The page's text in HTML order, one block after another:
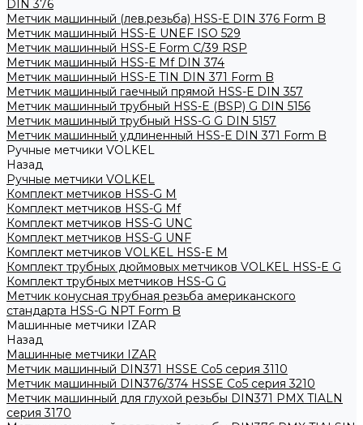
DIN 376
Метчик машинный (лев.резьба) HSS-Е DIN 376 Form B
Метчик машинный HSS-E UNEF ISO 529
Метчик машинный HSS-Е Form C/39 RSP
Метчик машинный HSS-Е Mf DIN 374
Метчик машинный HSS-Е TIN DIN 371 Form B
Метчик машинный гаечный прямой HSS-Е DIN 357
Метчик машинный трубный HSS-E (BSP) G DIN 5156
Метчик машинный трубный HSS-G G DIN 5157
Метчик машинный удлиненный HSS-Е DIN 371 Form B
Ручные метчики VOLKEL
Назад
Ручные метчики VOLKEL
Комплект метчиков HSS-G M
Комплект метчиков HSS-G Mf
Комплект метчиков HSS-G UNC
Комплект метчиков HSS-G UNF
Комплект метчиков VOLKEL HSS-E M
Комплект трубных дюймовых метчиков VOLKEL HSS-E G
Комплект трубных метчиков HSS-G G
Метчик конусная трубная резьба американского
стандарта HSS-G NPT Form B
Машинные метчики IZAR
Назад
Машинные метчики IZAR
Метчик машинный DIN371 HSSE Co5 серия 3110
Метчик машинный DIN376/374 HSSE Co5 серия 3210
Метчик машинный для глухой резьбы DIN371 PMX TIALN
серия 3170